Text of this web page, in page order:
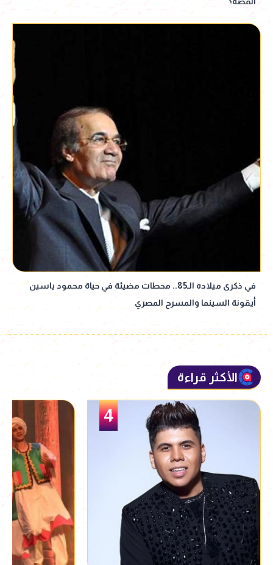
في ذكرى ميلاده الـ85.. محطات مضيئة في حياة محمود ياسين
أيقونة السينما والمسرح المصري
الأكثر قراءة
5